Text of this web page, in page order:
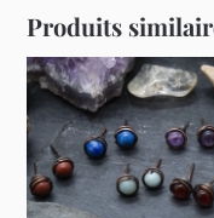
Produits